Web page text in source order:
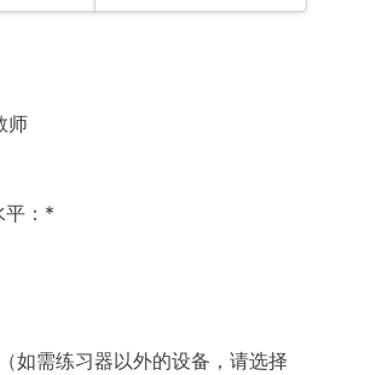
师
平：*
除Reformer以外的其他设备，请选择“
如需练习器以外的设备，请选择